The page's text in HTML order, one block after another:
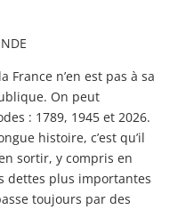
France n’en est pas à sa
On peut
: 1789, 1945 et 2026.
histoire, c’est qu’il
sortir, y compris en
dettes plus importantes
toujours par des